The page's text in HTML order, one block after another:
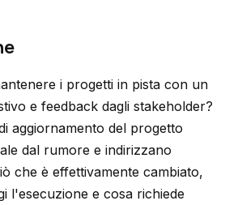
i progetti in pista con un
e feedback dagli stakeholder?
aggiornamento del progetto
dal rumore e indirizzano
che è effettivamente cambiato,
l'esecuzione e cosa richiede